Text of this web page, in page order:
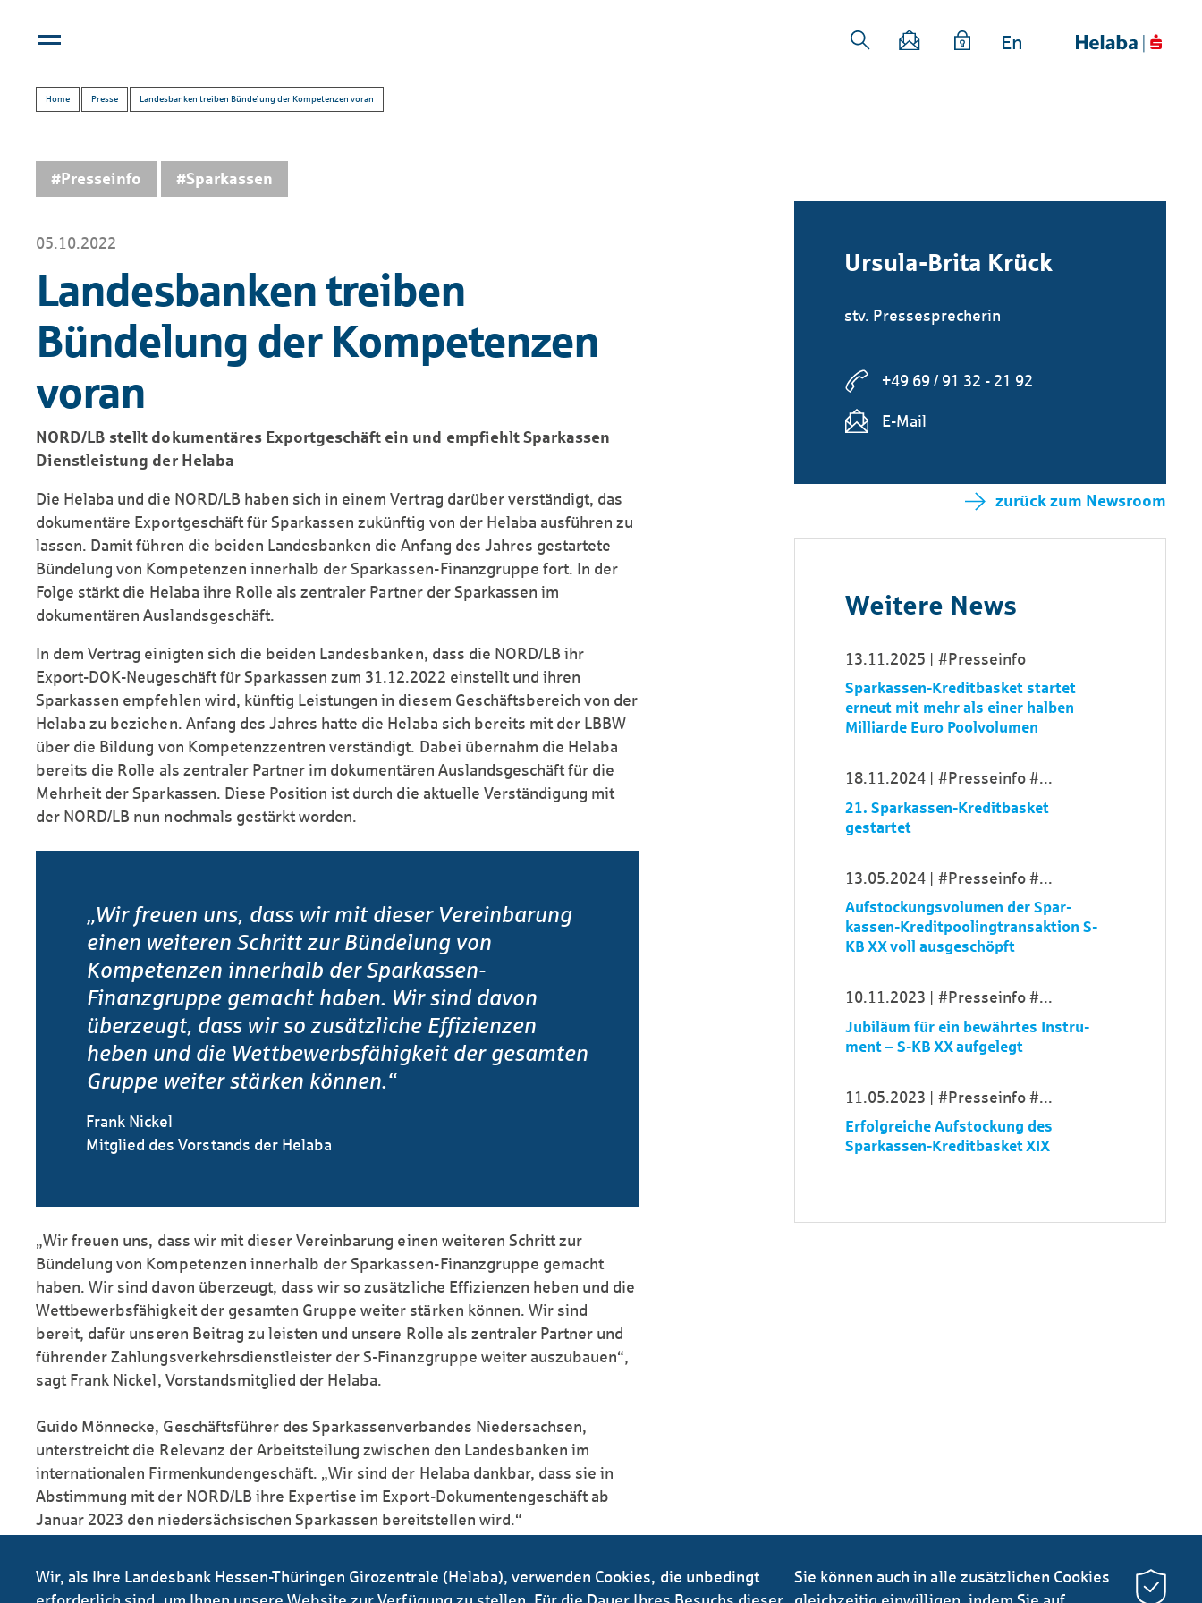
En
Home Presse Landesbanken treiben Bündelung der Kompetenzen voran
#Presseinfo #Sparkassen
05.10.2022
Landesbanken treiben
Bündelung der Kompetenzen
voran
NORD/LB stellt dokumentäres Export­geschäft ein und empfiehlt Sparkassen
Dienstleistung der Helaba
Die Helaba und die NORD/LB haben sich in einem Vertrag darüber verständigt, das
dokumentäre Export­geschäft für Sparkassen zukünftig von der Helaba ausführen zu
lassen. Damit führen die beiden Landes­banken die Anfang des Jahres gestartete
Bündelung von Kompetenzen innerhalb der Sparkassen-Finanzgruppe fort. In der
Folge stärkt die Helaba ihre Rolle als zentraler Partner der Sparkassen im
dokumentären Auslands­geschäft.
In dem Vertrag einigten sich die beiden Landes­banken, dass die NORD/LB ihr
Export-DOK-Neugeschäft für Sparkassen zum 31.12.2022 einstellt und ihren
Sparkassen empfehlen wird, künftig Leistungen in diesem Geschäfts­bereich von der
Helaba zu beziehen. Anfang des Jahres hatte die Helaba sich bereits mit der LBBW
über die Bildung von Kompetenz­zentren verständigt. Dabei übernahm die Helaba
bereits die Rolle als zentraler Partner im dokumentären Auslands­geschäft für die
Mehrheit der Sparkassen. Diese Position ist durch die aktuelle Verständigung mit
der NORD/LB nun nochmals gestärkt worden.
„Wir freuen uns, dass wir mit dieser Vereinbarung
einen weiteren Schritt zur Bündelung von
Kompetenzen innerhalb der Sparkassen-
Finanzgruppe gemacht haben. Wir sind davon
überzeugt, dass wir so zusätzliche Effizienzen
heben und die Wettbewerbs­fähigkeit der gesamten
Gruppe weiter stärken können.“
Frank Nickel
Mitglied des Vorstands der Helaba
„Wir freuen uns, dass wir mit dieser Vereinbarung einen weiteren Schritt zur
Bündelung von Kompetenzen innerhalb der Sparkassen-Finanzgruppe gemacht
haben. Wir sind davon überzeugt, dass wir so zusätzliche Effizienzen heben und die
Wettbewerbs­fähigkeit der gesamten Gruppe weiter stärken können. Wir sind
bereit, dafür unseren Beitrag zu leisten und unsere Rolle als zentraler Partner und
führender Zahlungs­verkehrsdienst­leister der S-Finanzgruppe weiter auszubauen“,
sagt Frank Nickel, Vorstands­mitglied der Helaba.
Guido Mönnecke, Geschäftsführer des Sparkassen­verbandes Niedersachsen,
unterstreicht die Relevanz der Arbeits­teilung zwischen den Landes­banken im
internationalen Firmen­kunden­geschäft. „Wir sind der Helaba dankbar, dass sie in
Abstimmung mit der NORD/LB ihre Expertise im Export-Dokumenten­geschäft ab
Januar 2023 den niedersächsischen Sparkassen bereitstellen wird.“
Link teilen
Ursula-Brita Krück
stv. Pressesprecherin
+49 69 / 91 32 - 21 92
E-Mail
zurück zum Newsroom
Weitere News
13.11.2025 #Presseinfo
Sparkassen-Kreditbasket startet
erneut mit mehr als einer halben
Milliarde Euro Poolvolumen
18.11.2024 #Presseinfo ...
21. Sparkassen-Kreditbasket
gestartet
13.05.2024 #Presseinfo ...
Aufstockungs­volumen der Spar­
kassen-Kredit­pooling­transaktion S-
KB XX voll ausgeschöpft
10.11.2023 #Presseinfo ...
Jubiläum für ein bewährtes Instru­
ment – S-KB XX auf­gelegt
11.05.2023 #Presseinfo ...
Erfolgreiche Aufstockung des
Sparkassen-Kreditbasket XIX
Wir, als Ihre Landesbank Hessen-Thüringen Girozentrale (Helaba), verwenden Cookies, die unbedingt
Sie können auch in alle zusätzlichen Cookies